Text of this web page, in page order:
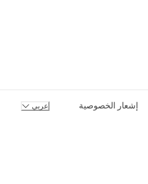
إشعار الخصوصية عربي